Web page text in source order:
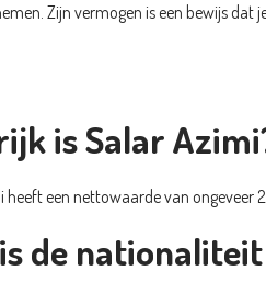
Zijn vermogen is een bewijs
is Salar
heeft een nettowaarde van ongeveer
de